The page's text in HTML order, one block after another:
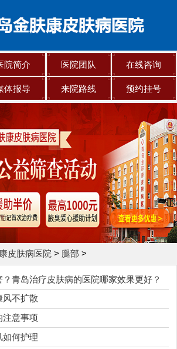
院简介 医院团队 在线咨询
体报导 来院路线 预约挂号
皮肤病医院 > 腿部 >
青岛治疗皮肤病的医院哪家效果更好？
风不扩散
注意事项
如何护理